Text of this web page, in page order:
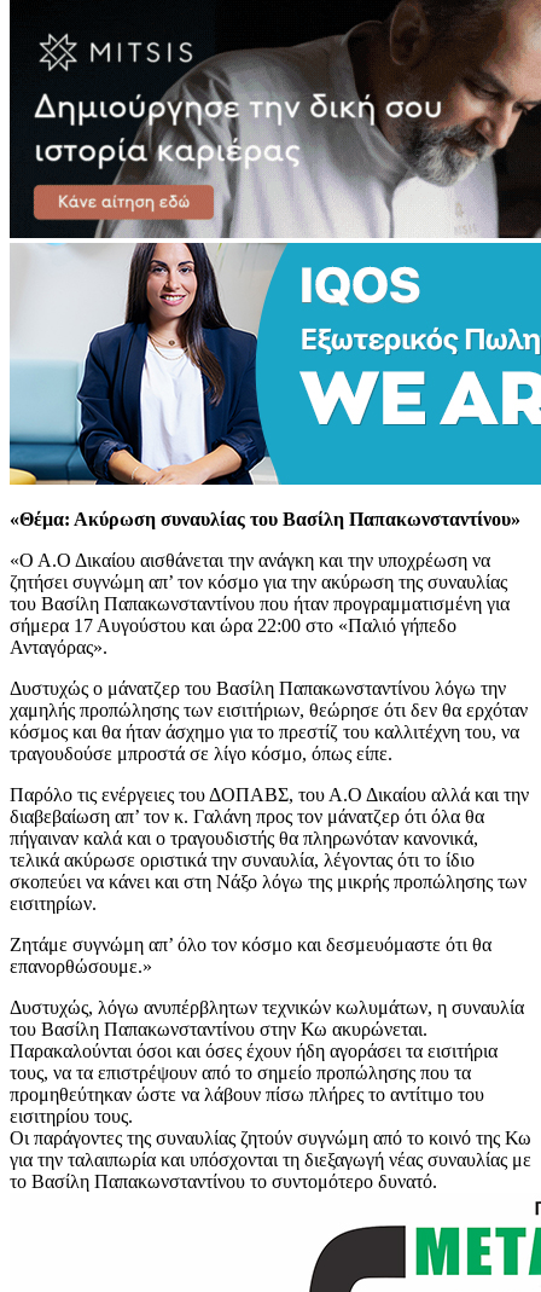
«Θέμα: Ακύρωση συναυλίας του Βασίλη Παπακωνσταντίνου»
«Ο Α.Ο Δικαίου αισθάνεται την ανάγκη και την υποχρέωση να
ζητήσει συγνώμη απ’ τον κόσμο για την ακύρωση της συναυλίας
του Βασίλη Παπακωνσταντίνου που ήταν προγραμματισμένη για
σήμερα 17 Αυγούστου και ώρα 22:00 στο «Παλιό γήπεδο
Ανταγόρας».
Δυστυχώς ο μάνατζερ του Βασίλη Παπακωνσταντίνου λόγω την
χαμηλής προπώλησης των εισιτήριων, θεώρησε ότι δεν θα ερχόταν
κόσμος και θα ήταν άσχημο για το πρεστίζ του καλλιτέχνη του, να
τραγουδούσε μπροστά σε λίγο κόσμο, όπως είπε.
Παρόλο τις ενέργειες του ΔΟΠΑΒΣ, του Α.Ο Δικαίου αλλά και την
διαβεβαίωση απ’ τον κ. Γαλάνη προς τον μάνατζερ ότι όλα θα
πήγαιναν καλά και ο τραγουδιστής θα πληρωνόταν κανονικά,
τελικά ακύρωσε οριστικά την συναυλία, λέγοντας ότι το ίδιο
σκοπεύει να κάνει και στη Νάξο λόγω της μικρής προπώλησης των
εισιτηρίων.
Ζητάμε συγνώμη απ’ όλο τον κόσμο και δεσμευόμαστε ότι θα
επανορθώσουμε.»
Δυστυχώς, λόγω ανυπέρβλητων τεχνικών κωλυμάτων, η συναυλία
του Βασίλη Παπακωνσταντίνου στην Κω ακυρώνεται.
Παρακαλούνται όσοι και όσες έχουν ήδη αγοράσει τα εισιτήρια
τους, να τα επιστρέψουν από το σημείο προπώλησης που τα
προμηθεύτηκαν ώστε να λάβουν πίσω πλήρες το αντίτιμο του
εισιτηρίου τους.
Οι παράγοντες της συναυλίας ζητούν συγνώμη από το κοινό της Κω
για την ταλαιπωρία και υπόσχονται τη διεξαγωγή νέας συναυλίας με
το Βασίλη Παπακωνσταντίνου το συντομότερο δυνατό.